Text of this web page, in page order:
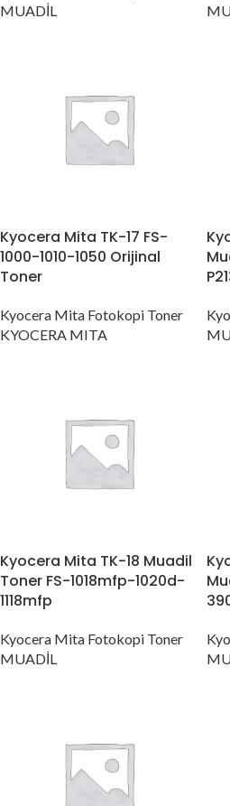
MUADİL
Kyocera Mita TK-17 FS-
1000-1010-1050 Orijinal
Toner
Kyocera Mita Fotokopi Toner
KYOCERA MITA
Kyocera Mita TK-18 Muadil
Toner FS-1018mfp-1020d-
1118mfp
Kyocera Mita Fotokopi Toner
MUADİL